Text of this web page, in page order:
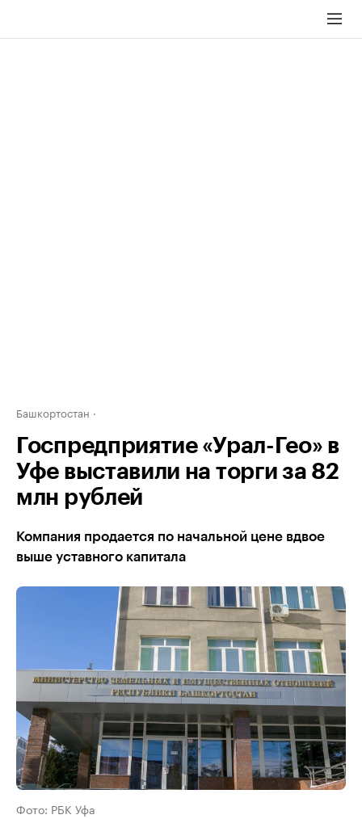
Башкортостан
Госпредприятие «Урал-Гео» в
Уфе выставили на торги за 82
млн рублей
Компания продается по начальной цене вдвое
выше уставного капитала
Фото: РБК Уфа